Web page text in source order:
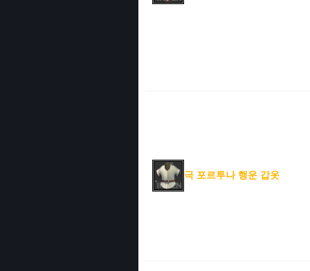
극 포르투나 행운 갑옷